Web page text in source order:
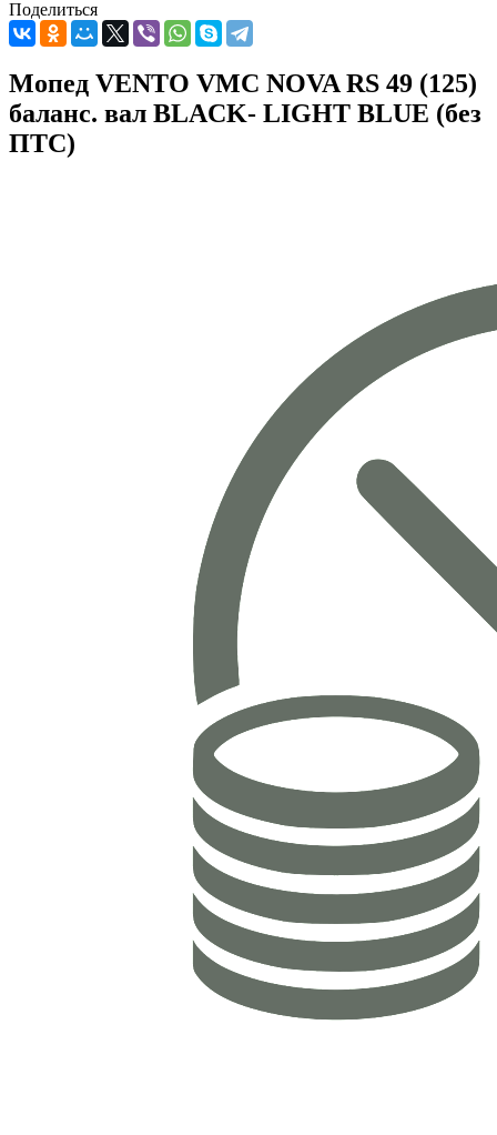
Поделиться
Мопед VENTO VMC NOVA RS 49 (125)
баланс. вал BLACK- LIGHT BLUE (без
ПТС)